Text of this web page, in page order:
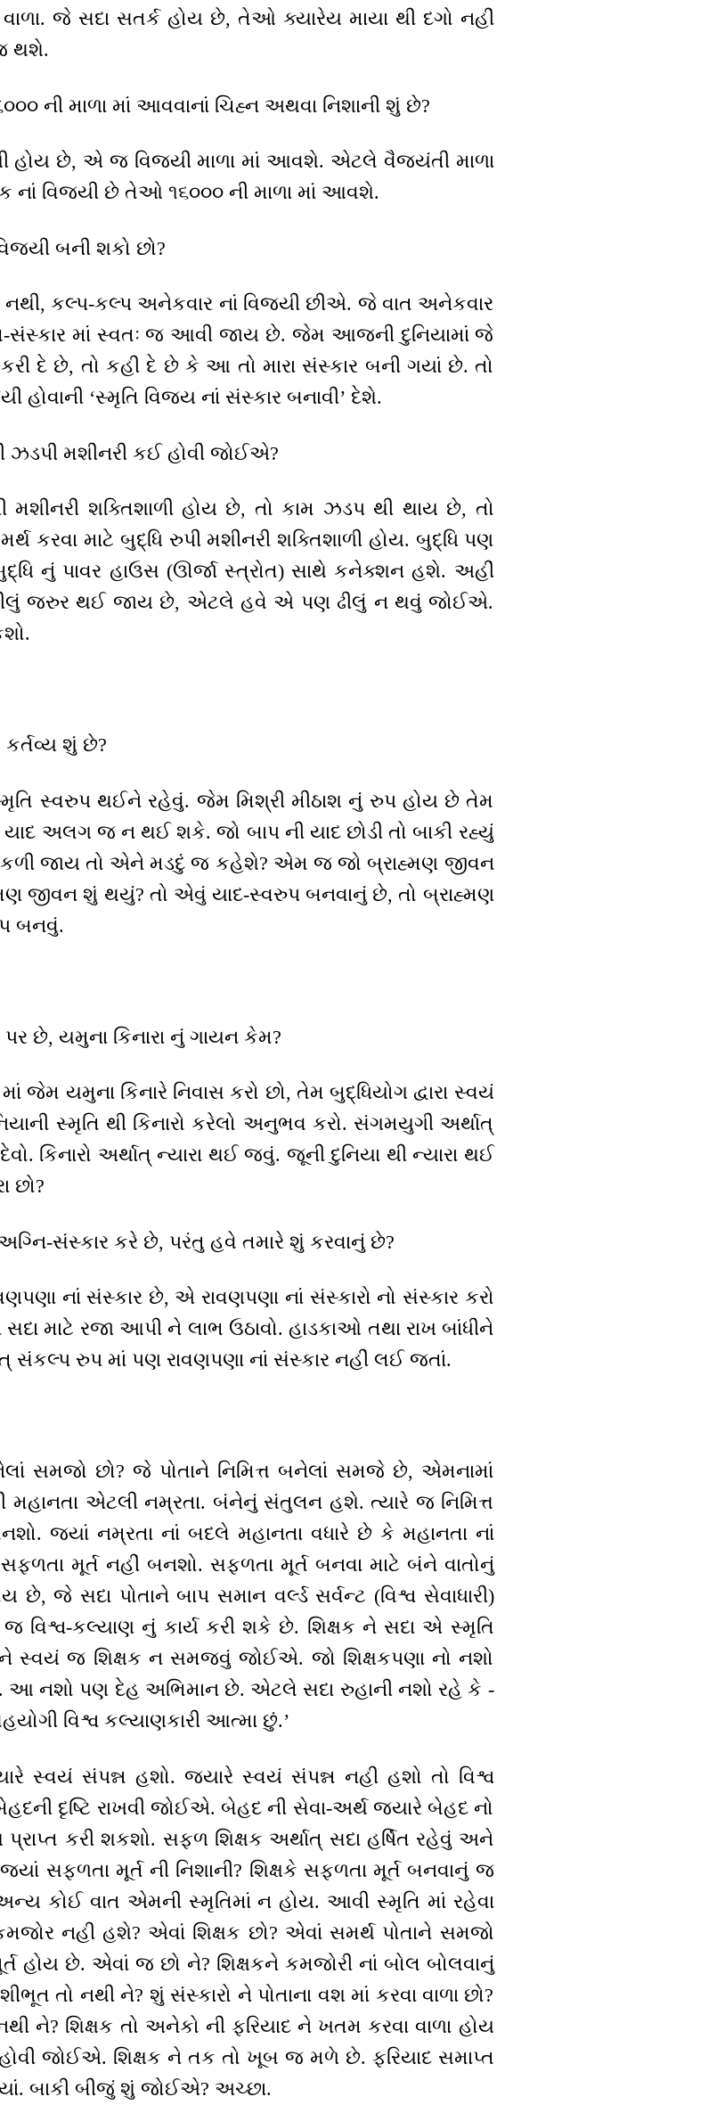
જે સદા સતર્ક હોય છે, તેઓ ક્યારેય માયા થી દગો નહીં
થશે.
ની માળા માં આવવાનાં ચિહ્ન અથવા નિશાની શું છે?
હોય છે, એ જ વિજયી માળા માં આવશે. એટલે વૈજયંતી માળા
નાં વિજયી છે તેઓ ૧૬૦૦૦ ની માળા માં આવશે.
બની શકો છો?
નથી, કલ્પ-કલ્પ અનેકવાર નાં વિજયી છીએ. જે વાત અનેકવાર
સંસ્કાર માં સ્વતઃ જ આવી જાય છે. જેમ આજની દુનિયામાં જે
દે છે, તો કહી દે છે કે આ તો મારા સંસ્કાર બની ગયાં છે. તો
‘સ્મૃતિ વિજય નાં સંસ્કાર બનાવી’ દેશે.
ઝડપી મશીનરી કઈ હોવી જોઈએ?
શક્તિશાળી હોય છે, તો કામ ઝડપ થી થાય છે, તો
કરવા માટે બુદ્ધિ રુપી મશીનરી શક્તિશાળી હોય. બુદ્ધિ પણ
નું પાવર હાઉસ (ઊર્જા સ્ત્રોત) સાથે કનેક્શન હશે. અહીં
જરુર થઈ જાય છે, એટલે હવે એ પણ ઢીલું ન થવું જોઈએ.
શું છે?
સ્મૃતિ સ્વરુપ થઈને રહેવું. જેમ મિશ્રી મીઠાશ નું રુપ હોય છે તેમ
અલગ જ ન થઈ શકે. જો બાપ ની યાદ છોડી તો બાકી રહ્યું
જાય તો એને મડદું જ કહેશે? એમ જ જો બ્રાહ્મણ જીવન
જીવન શું થયું? તો એવું યાદ-સ્વરુપ બનવાનું છે, તો બ્રાહ્મણ
બનવું.
પર છે, યમુના કિનારા નું ગાયન કેમ?
જેમ યમુના કિનારે નિવાસ કરો છો, તેમ બુદ્ધિયોગ દ્વારા સ્વયં
સ્મૃતિ થી કિનારો કરેલો અનુભવ કરો. સંગમયુગી અર્થાત્
કિનારો અર્થાત્ ન્યારા થઈ જવું. જૂની દુનિયા થી ન્યારા થઈ
છો?
અગ્નિ-સંસ્કાર કરે છે, પરંતુ હવે તમારે શું કરવાનું છે?
નાં સંસ્કાર છે, એ રાવણપણા નાં સંસ્કારો નો સંસ્કાર કરો
સદા માટે રજા આપી ને લાભ ઉઠાવો. હાડકાઓ તથા રાખ બાંધીને
સંકલ્પ રુપ માં પણ રાવણપણા નાં સંસ્કાર નહીં લઈ જતાં.
સમજો છો? જે પોતાને નિમિત્ત બનેલાં સમજે છે, એમનામાં
એટલી નમ્રતા. બંનેનું સંતુલન હશે. ત્યારે જ નિમિત્ત
જ્યાં નમ્રતા નાં બદલે મહાનતા વધારે છે કે મહાનતા નાં
મૂર્ત નહીં બનશો. સફળતા મૂર્ત બનવા માટે બંને વાતોનું
જે સદા પોતાને બાપ સમાન વર્લ્ડ સર્વન્ટ (વિશ્વ સેવાધારી)
વિશ્વ-કલ્યાણ નું કાર્ય કરી શકે છે. શિક્ષક ને સદા એ સ્મૃતિ
સ્વયં જ શિક્ષક ન સમજવું જોઈએ. જો શિક્ષકપણા નો નશો
આ નશો પણ દેહ અભિમાન છે. એટલે સદા રુહાની નશો રહે કે -
વિશ્વ કલ્યાણકારી આત્મા છું.’
સ્વયં સંપન્ન હશો. જ્યારે સ્વયં સંપન્ન નહી હશો તો વિશ્વ
દૃષ્ટિ રાખવી જોઈએ. બેહદ ની સેવા-અર્થ જ્યારે બેહદ નો
કરી શકશો. સફળ શિક્ષક અર્થાત્ સદા હર્ષિત રહેવું અને
સફળતા મૂર્ત ની નિશાની? શિક્ષકે સફળતા મૂર્ત બનવાનું જ
કોઈ વાત એમની સ્મૃતિમાં ન હોય. આવી સ્મૃતિ માં રહેવા
નહી હશે? એવાં શિક્ષક છો? એવાં સમર્થ પોતાને સમજો
હોય છે. એવાં જ છો ને? શિક્ષકને કમજોરી નાં બોલ બોલવાનું
તો નથી ને? શું સંસ્કારો ને પોતાના વશ માં કરવા વાળા છો?
નથી ને? શિક્ષક તો અનેકો ની ફરિયાદ ને ખતમ કરવા વાળા હોય
હોવી જોઈએ. શિક્ષક ને તક તો ખૂબ જ મળે છે. ફરિયાદ સમાપ્ત
બાકી બીજું શું જોઈએ? અચ્છા.